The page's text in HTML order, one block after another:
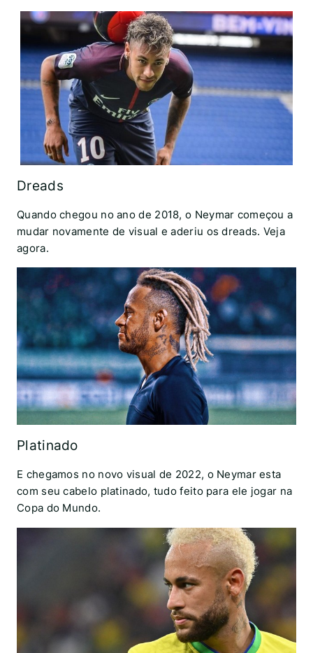
Dreads
Quando chegou no ano de 2018, o Neymar começou a
mudar novamente de visual e aderiu os dreads. Veja
agora.
Platinado
E chegamos no novo visual de 2022, o Neymar esta
com seu cabelo platinado, tudo feito para ele jogar na
Copa do Mundo.